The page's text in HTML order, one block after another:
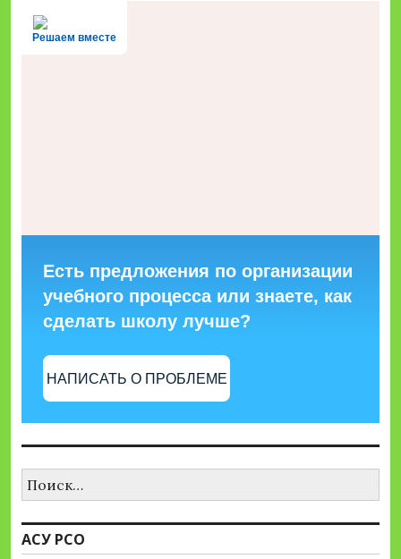
Решаем вместе
Есть предложения по организации
учебного процесса или знаете, как
сделать школу лучше?
НАПИСАТЬ О ПРОБЛЕМЕ
АСУ РСО